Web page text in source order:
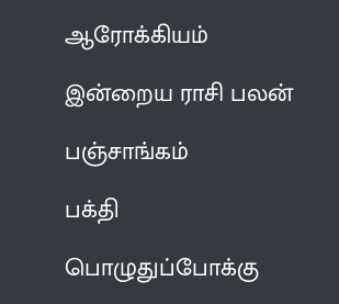
ஆரோக்கியம்
இன்றைய ராசி பலன்
பஞ்சாங்கம்
பக்தி
பொழுதுப்போக்கு